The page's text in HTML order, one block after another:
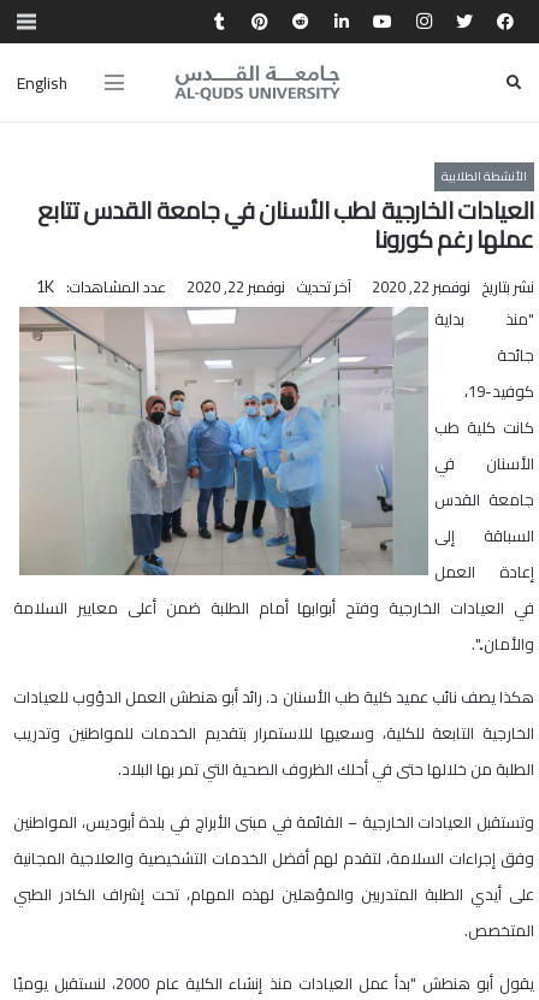
English
الأنشطة الطلابية
العيادات الخارجية لطب الأسنان في جامعة القدس تتابع
عملها رغم كورونا
نشر بتاريخ نوفمبر 22, 2020 آخر تحديث نوفمبر 22, 2020 عدد المشاهدات: 1K
"منذ بداية
جائحة
كوفيد-19،
كانت كلية طب
الأسنان في
جامعة القدس
السباقة إلى
إعادة العمل
في العيادات الخارجية وفتح أبوابها أمام الطلبة ضمن أعلى معايير السلامة
والأمان..".
هكذا يصف نائب عميد كلية طب الأسنان د. رائد أبو هنطش العمل الدؤوب للعيادات
الخارجية التابعة للكلية، وسعيها للاستمرار بتقديم الخدمات للمواطنين وتدريب
الطلبة من خلالها حتى في أحلك الظروف الصحية التي تمر بها البلاد.
وتستقبل العيادات الخارجية – القائمة في مبنى الأبراج في بلدة أبوديس، المواطنين
وفق إجراءات السلامة، لتقدم لهم أفضل الخدمات التشخيصية والعلاجية المجانية
على أيدي الطلبة المتدربين والمؤهلين لهذه المهام، تحت إشراف الكادر الطبي
المتخصص.
يقول أبو هنطش "بدأ عمل العيادات منذ إنشاء الكلية عام 2000، لنستقبل يوميًا